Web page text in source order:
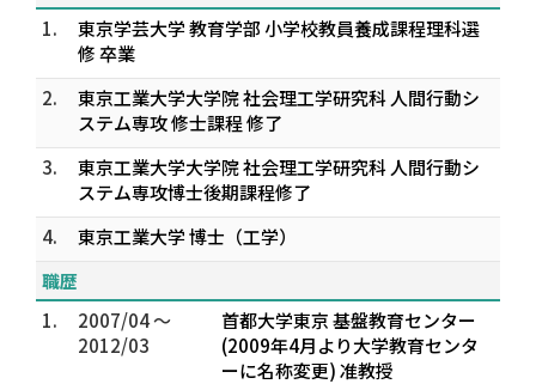
1.
東京学芸大学 教育学部 小学校教員養成課程理科選
修 卒業
2.
東京工業大学大学院 社会理工学研究科 人間行動シ
ステム専攻 修士課程 修了
3.
東京工業大学大学院 社会理工学研究科 人間行動シ
ステム専攻博士後期課程修了
4.
東京工業大学 博士（工学）
職歴
1.
2007/04 ～
2012/03
首都大学東京 基盤教育センター
(2009年4月より大学教育センタ
ーに名称変更) 准教授